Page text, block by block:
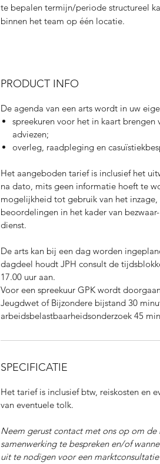
te bepalen termijn/periode structureel
binnen het team op één locatie.
PRODUCT INFO
De agenda van een arts wordt in uw
spreekuren voor het in kaart
adviezen;
overleg, raadpleging en
Het aangeboden tarief is inclusief het
na dato, mits geen informatie hoeft te
mogelijkheid tot gebruik van het
beoordelingen in het kader van
dienst.
De arts kan bij een dag worden
dagdeel houdt JPH consult de
17.00 uur aan.
Voor een spreekuur GPK wordt
Jeugdwet of Bijzondere bijstand 30
arbeidsbelastbaarheidsonderzoek 45
SPECIFICATIE
Het tarief is inclusief btw, reiskosten en
van eventuele tolk.
Neem gerust contact met ons op om
samenwerking te bespreken en/of
uit te nodigen voor een